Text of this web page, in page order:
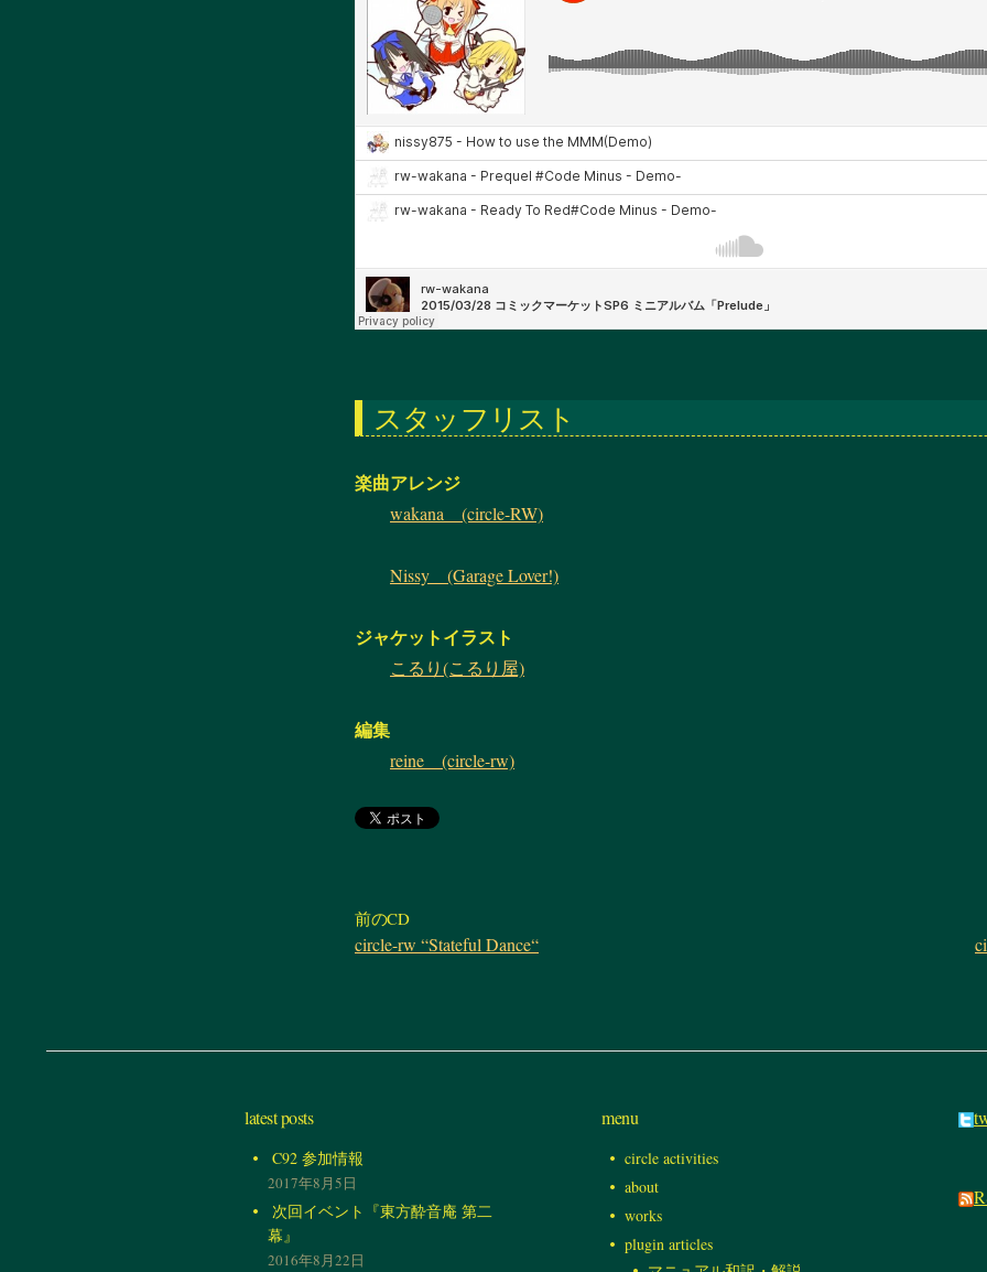
スタッフリスト
楽曲アレンジ
wakana (circle-RW)
Nissy (Garage Lover!)
ジャケットイラスト
こるり(こるり屋)
編集
reine (circle-rw)
前のCD
circle-rw “Stateful Dance“
latest posts
C92 参加情報
2017年8月5日
次回イベント『東方酔音庵 第二
幕』
2016年8月22日
menu
circle activities
about
works
plugin articles